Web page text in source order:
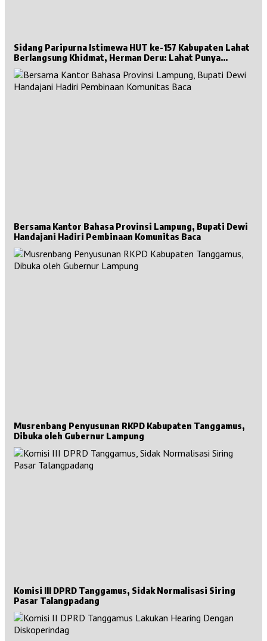
Sidang Paripurna Istimewa HUT ke-157 Kabupaten Lahat
Berlangsung Khidmat, Herman Deru: Lahat Punya
Sejarah Besar untuk Sumsel
Bersama Kantor Bahasa Provinsi Lampung, Bupati Dewi
Handajani Hadiri Pembinaan Komunitas Baca
Musrenbang Penyusunan RKPD Kabupaten Tanggamus,
Dibuka oleh Gubernur Lampung
Komisi III DPRD Tanggamus, Sidak Normalisasi Siring
Pasar Talangpadang